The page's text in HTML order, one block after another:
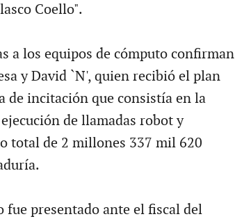
Coello".
a los equipos de cómputo confirman
y David `N', quien recibió el plan
de incitación que consistía en la
de llamadas robot y
total de 2 millones 337 mil 620
fue presentado ante el fiscal del